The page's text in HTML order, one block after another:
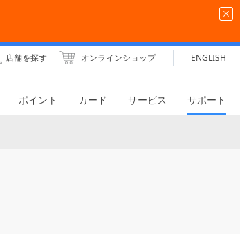
店舗を探す オンラインショップ ENGLISH
ポイント カード サービス サポート